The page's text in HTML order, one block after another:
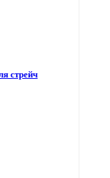
стрейч